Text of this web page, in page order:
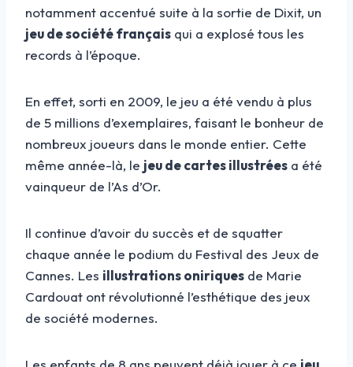
notamment accentué suite à la sortie de Dixit, un
jeu de société français qui a explosé tous les
records à l’époque.
En effet, sorti en 2009, le jeu a été vendu à plus
de 5 millions d’exemplaires, faisant le bonheur de
nombreux joueurs dans le monde entier. Cette
même année-là, le jeu de cartes illustrées a été
vainqueur de l’As d’Or.
Il continue d’avoir du succès et de squatter
chaque année le podium du Festival des Jeux de
Cannes. Les illustrations oniriques de Marie
Cardouat ont révolutionné l’esthétique des jeux
de société modernes.